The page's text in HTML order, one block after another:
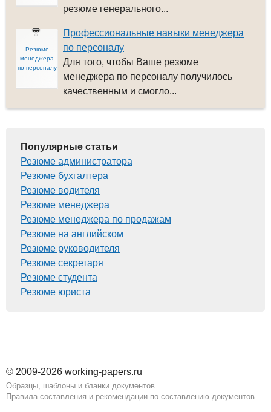
резюме генерального...
Резюме
менеджера
по персоналу
Профессиональные навыки менеджера
по персоналу
Для того, чтобы Ваше резюме
менеджера по персоналу получилось
качественным и смогло...
Популярные статьи
Резюме администратора
Резюме бухгалтера
Резюме водителя
Резюме менеджера
Резюме менеджера по продажам
Резюме на английском
Резюме руководителя
Резюме секретаря
Резюме студента
Резюме юриста
© 2009-2026 working-papers.ru
Образцы, шаблоны и бланки документов.
Правила составления и рекомендации по составлению документов.